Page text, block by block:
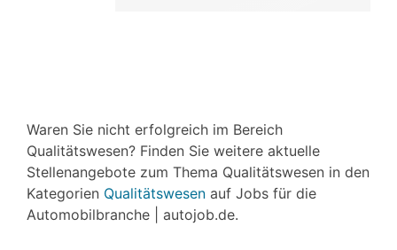
Waren Sie nicht erfolgreich im Bereich
Qualitätswesen? Finden Sie weitere aktuelle
Stellenangebote zum Thema Qualitätswesen in den
Kategorien Qualitätswesen auf Jobs für die
Automobilbranche | autojob.de.